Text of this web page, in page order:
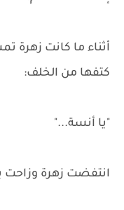
أثناء ما كانت
كتفها من الخلف:
"يا أنسة..."
انتفضت زهرة وزاحت